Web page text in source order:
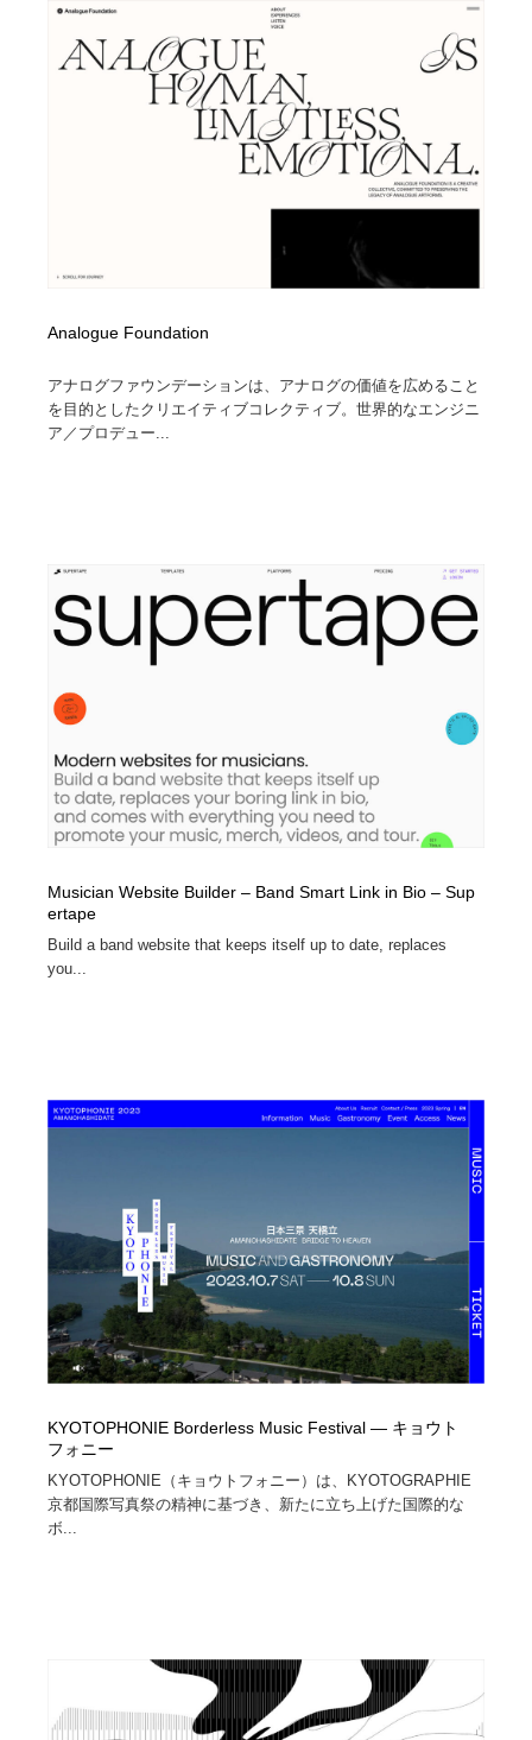
Analogue Foundation
アナログファウンデーションは、アナログの価値を広めること
を目的としたクリエイティブコレクティブ。世界的なエンジニ
ア／プロデュー...
Musician Website Builder – Band Smart Link in Bio – Sup
ertape
Build a band website that keeps itself up to date, replaces
you...
KYOTOPHONIE Borderless Music Festival ― キョウト
フォニー
KYOTOPHONIE（キョウトフォニー）は、KYOTOGRAPHIE
京都国際写真祭の精神に基づき、新たに立ち上げた国際的な
ボ...